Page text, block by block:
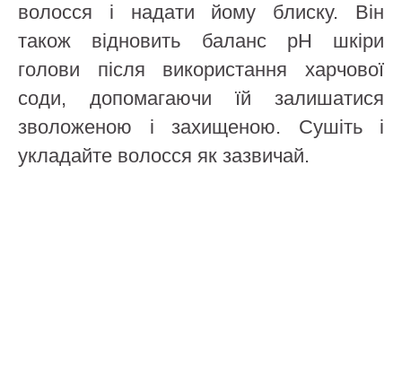
волосся і надати йому блиску. Він
також відновить баланс pH шкіри
голови після використання харчової
соди, допомагаючи їй залишатися
зволоженою і захищеною. Сушіть і
укладайте волосся як зазвичай.